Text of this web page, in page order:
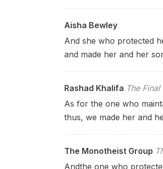
Aisha Bewley
And she who protected
and made her and her
Rashad Khalifa The
As for the one who
thus, we made her and
The Monotheist Group
Andthe one who